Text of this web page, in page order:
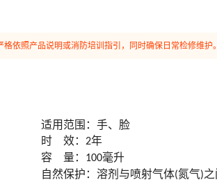
依照产品说明或消防培训指引，同时确保日常检修维护。